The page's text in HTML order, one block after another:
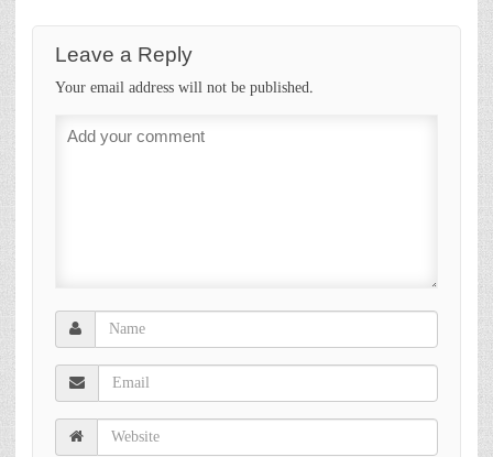
Leave a Reply
Your email address will not be published.